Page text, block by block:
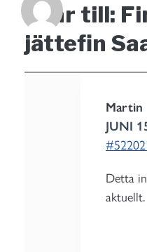
Svar till:
jättefin
Martin
JUNI
Detta
aktuellt.